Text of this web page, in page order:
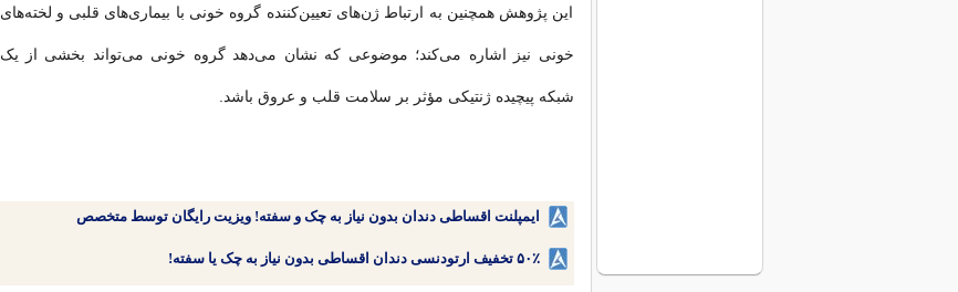
این پژوهش همچنین به ارتباط ژن‌های تعیین‌کننده گروه خونی با بیماری‌های قلبی و لخته‌های
خونی نیز اشاره می‌کند؛ موضوعی که نشان می‌دهد گروه خونی می‌تواند بخشی از یک
شبکه پیچیده ژنتیکی مؤثر بر سلامت قلب و عروق باشد.
ایمپلنت اقساطی دندان بدون نیاز به چک و سفته! ویزیت رایگان توسط متخصص
۵۰٪ تخفیف ارتودنسی دندان اقساطی بدون نیاز به چک یا سفته!